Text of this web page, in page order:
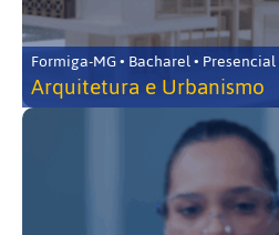
Formiga-MG • Bacharel • Presencial
Arquitetura e Urbanismo